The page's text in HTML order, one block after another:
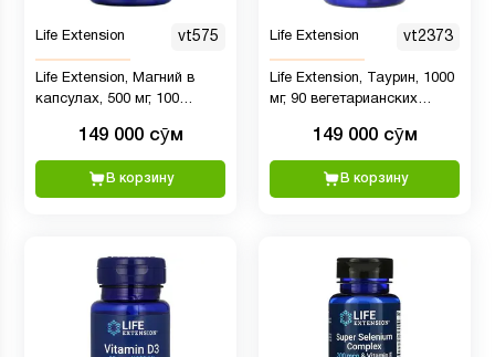
Life Extension vt575
Life Extension, Магний в
капсулах, 500 мг, 100
149 000 сӯм
В корзину
Life Extension vt2373
Life Extension, Таурин, 1000
мг, 90 вегетарианских
149 000 сӯм
В корзину